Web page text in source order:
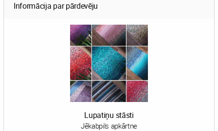
Informācija par pārdevēju
Lupatiņu stāsti
Jēkabpils apkārtne